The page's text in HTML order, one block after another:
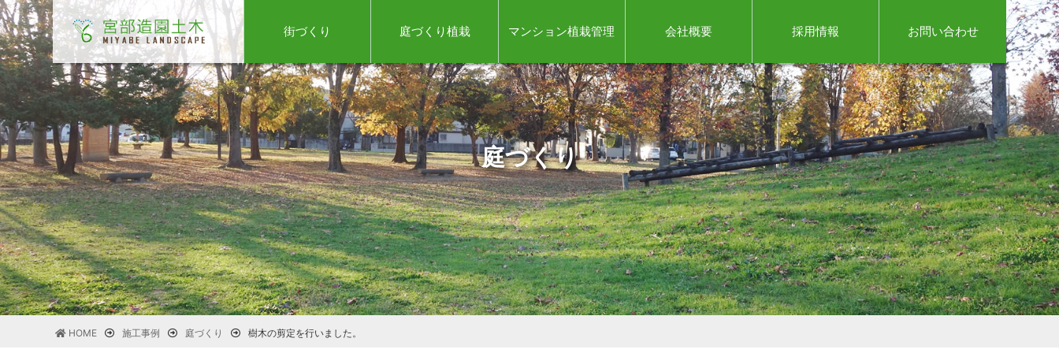
街づくり 庭づくり植栽 マンション植栽管理 会社概要 採用情報 お問い合わせ
庭づくり
HOME 施工事例 庭づくり 樹木の剪定を行いました。